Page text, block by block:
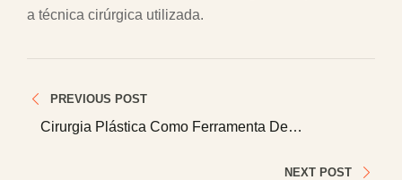
a técnica cirúrgica utilizada.
de
PREVIOUS POST
Cirurgia Plástica Como Ferramenta De
NEXT POST